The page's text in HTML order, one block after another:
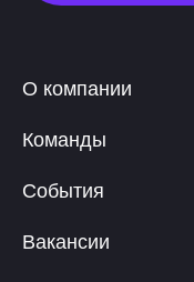
О компании
Команды
События
Вакансии